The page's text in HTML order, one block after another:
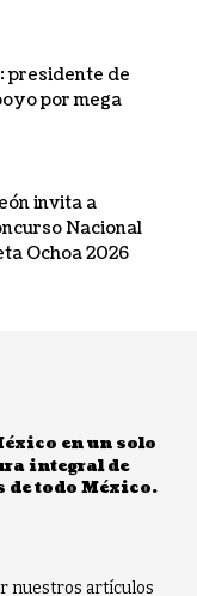
presidente de
por mega
invita a
Nacional
Ochoa 2026
en un solo
integral de
todo México.
nuestros artículos